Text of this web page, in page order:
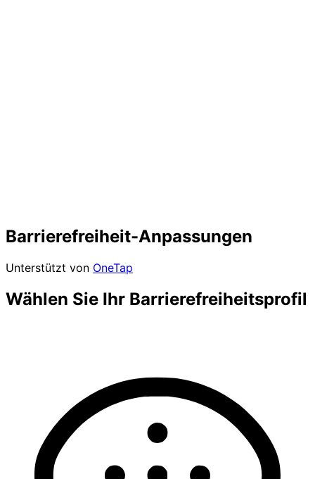
Barrierefreiheit-Anpassungen
Unterstützt von OneTap
Wählen Sie Ihr Barrierefreiheitsprofil